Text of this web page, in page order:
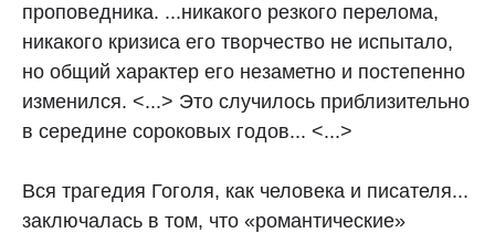
проповедника. ...никакого резкого перелома,
никакого кризиса его творчество не испытало,
но общий характер его незаметно и постепенно
изменился. <...> Это случилось приблизительно
в середине сороковых годов... <...>
Вся трагедия Гоголя, как человека и писателя...
заключалась в том, что «романтические»